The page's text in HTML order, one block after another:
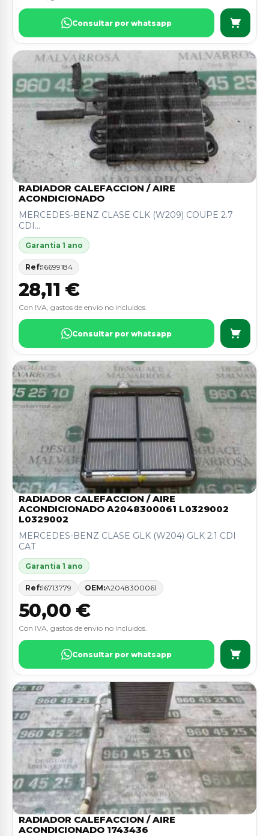
Consultar por whatsapp
RADIADOR CALEFACCION / AIRE
ACONDICIONADO
MERCEDES-BENZ CLASE CLK (W209) COUPE 2.7
CDI...
Garantia 1 ano
Ref:16699184
28,11 €
Con IVA, gastos de envio no incluidos.
Consultar por whatsapp
RADIADOR CALEFACCION / AIRE
ACONDICIONADO A2048300061 L0329002
L0329002
MERCEDES-BENZ CLASE GLK (W204) GLK 2.1 CDI
CAT
Garantia 1 ano
Ref:16713779 OEM:A2048300061
50,00 €
Con IVA, gastos de envio no incluidos.
Consultar por whatsapp
RADIADOR CALEFACCION / AIRE
ACONDICIONADO 1743436